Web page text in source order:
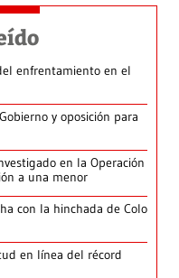
enfrentamiento en el
y oposición para
en la Operación
a una menor
con la hinchada de Colo
en línea del récord